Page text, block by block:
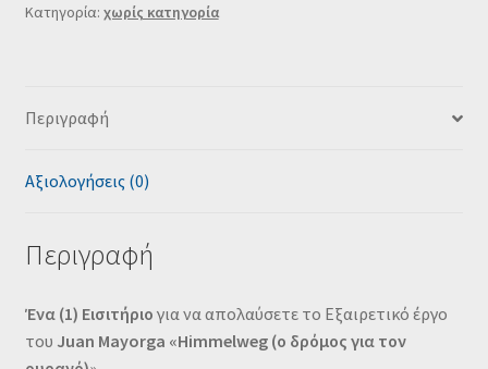
Κατηγορία: χωρίς κατηγορία
Περιγραφή
Αξιολογήσεις (0)
Περιγραφή
Ένα (1) Εισιτήριο για να απολαύσετε το Εξαιρετικό έργο
του Juan Mayorga «Himmelweg (ο δρόμος για τον